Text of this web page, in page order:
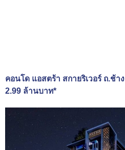
คอนโด แอสตร้า สกายริเวอร์ ถ.ช้
2.99 ล้านบาท*